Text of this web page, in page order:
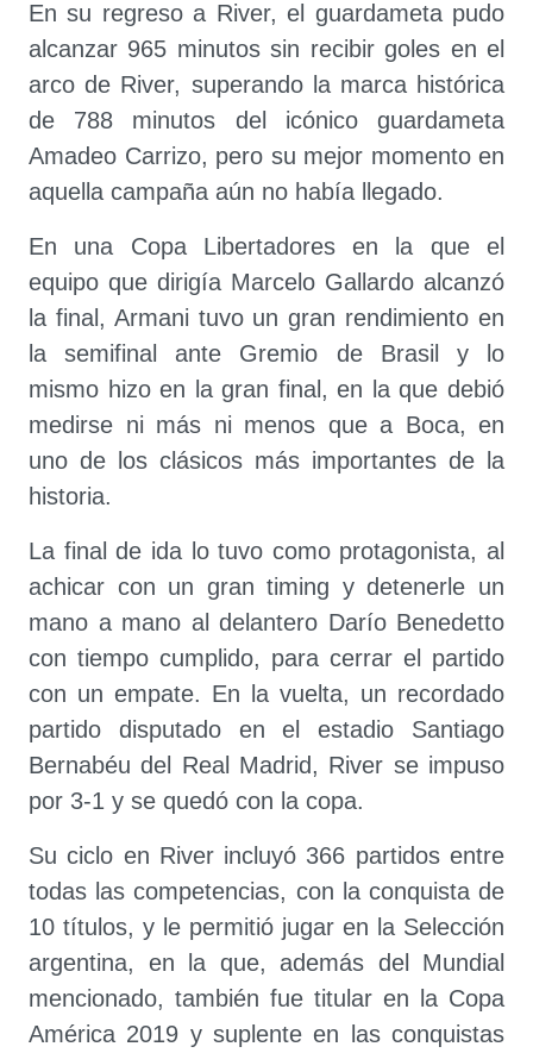
En su regreso a River, el guardameta pudo
alcanzar 965 minutos sin recibir goles en el
arco de River, superando la marca histórica
de 788 minutos del icónico guardameta
Amadeo Carrizo, pero su mejor momento en
aquella campaña aún no había llegado.
En una Copa Libertadores en la que el
equipo que dirigía Marcelo Gallardo alcanzó
la final, Armani tuvo un gran rendimiento en
la semifinal ante Gremio de Brasil y lo
mismo hizo en la gran final, en la que debió
medirse ni más ni menos que a Boca, en
uno de los clásicos más importantes de la
historia.
La final de ida lo tuvo como protagonista, al
achicar con un gran timing y detenerle un
mano a mano al delantero Darío Benedetto
con tiempo cumplido, para cerrar el partido
con un empate. En la vuelta, un recordado
partido disputado en el estadio Santiago
Bernabéu del Real Madrid, River se impuso
por 3-1 y se quedó con la copa.
Su ciclo en River incluyó 366 partidos entre
todas las competencias, con la conquista de
10 títulos, y le permitió jugar en la Selección
argentina, en la que, además del Mundial
mencionado, también fue titular en la Copa
América 2019 y suplente en las conquistas